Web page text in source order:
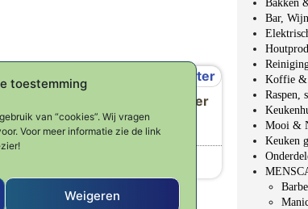
toestemming
van “cookies”. Wij vragen
Voor meer informatie zie de link
Weigeren
op de productpagina
Braadthermometer
€10.95
Bakken
Bar,
Koffie &
Raspen,
Mooi &
Keuken